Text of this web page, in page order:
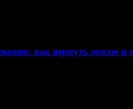
как вернуть землю и